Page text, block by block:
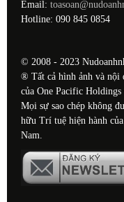
Email:
Hotline: 090 845 0854
© 2008 - 2023
® Tất cả hình ảnh và nội
của One Pacific
Mọi sự sao chép không
hữu Trí tuệ hiện hành
Nam.